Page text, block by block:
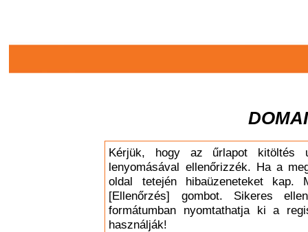
Kérjük, hogy az űrlapot kitöltés
lenyomásával ellenőrizzék. Ha a
oldal tetején hibaüzeneteket
[Ellenőrzés] gombot. Sikeres
formátumban nyomtathatja ki a
használják!